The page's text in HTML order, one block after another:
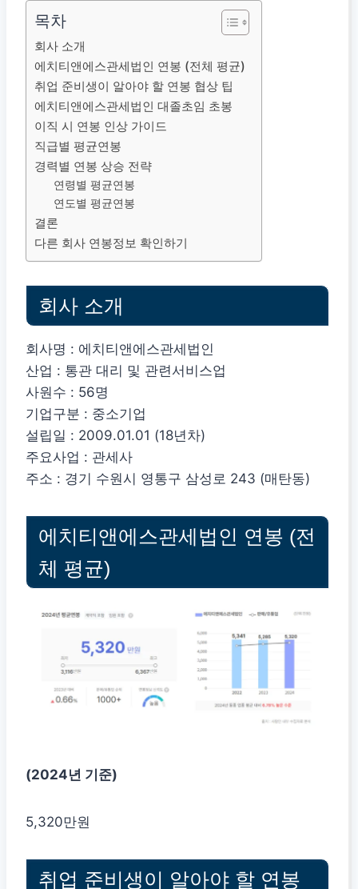
목차
회사 소개
에치티앤에스관세법인 연봉 (전체 평균)
취업 준비생이 알아야 할 연봉 협상 팁
에치티앤에스관세법인 대졸초임 초봉
이직 시 연봉 인상 가이드
직급별 평균연봉
경력별 연봉 상승 전략
연령별 평균연봉
연도별 평균연봉
결론
다른 회사 연봉정보 확인하기
회사 소개
회사명 : 에치티앤에스관세법인
산업 : 통관 대리 및 관련서비스업
사원수 : 56명
기업구분 : 중소기업
설립일 : 2009.01.01 (18년차)
주요사업 : 관세사
주소 : 경기 수원시 영통구 삼성로 243 (매탄동)
에치티앤에스관세법인 연봉 (전
체 평균)
(2024년 기준)
5,320만원
취업 준비생이 알아야 할 연봉